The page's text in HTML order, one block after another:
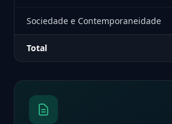
Sociedade e Contemporaneidade
Total